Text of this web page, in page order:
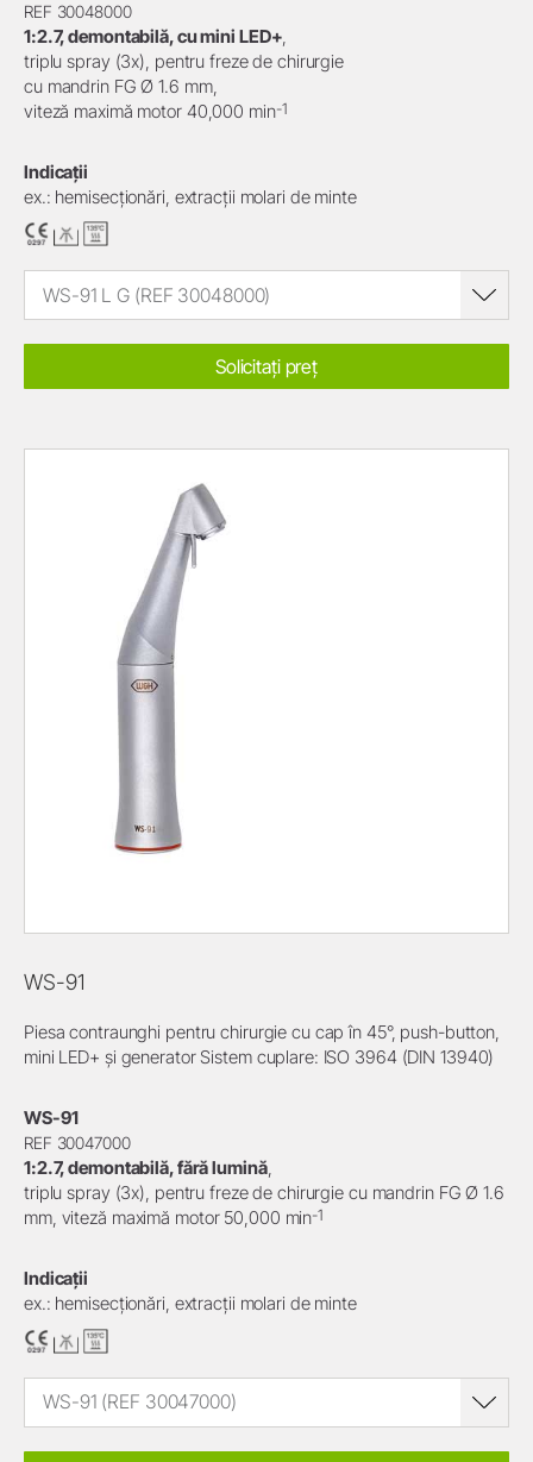
REF 30048000
1:2.7, demontabilă, cu mini LED+,
triplu spray (3x), pentru freze de chirurgie
cu mandrin FG Ø 1.6 mm,
viteză maximă motor 40,000 min-1
Indicații
ex.: hemisecționări, extracții molari de minte
WS-91 L G (REF 30048000)
Solicitați preț
WS-91
Piesa contraunghi pentru chirurgie cu cap în 45°, push-button,
mini LED+ și generator Sistem cuplare: ISO 3964 (DIN 13940)
WS-91
REF 30047000
1:2.7, demontabilă, fără lumină,
triplu spray (3x), pentru freze de chirurgie cu mandrin FG Ø 1.6
mm, viteză maximă motor 50,000 min-1
Indicații
ex.: hemisecționări, extracții molari de minte
WS-91 (REF 30047000)